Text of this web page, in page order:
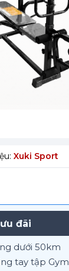
Xuki Sport
đãi
dưới 50km
tay tập Gym